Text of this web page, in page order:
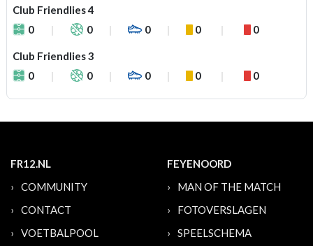
Club Friendlies 4
0
0 0 0 0
Club Friendlies 3
0
0 0 0 0
FR12.NL
COMMUNITY
CONTACT
VOETBALPOOL
FEYENOORD
MAN OF THE MATCH
FOTOVERSLAGEN
SPEELSCHEMA